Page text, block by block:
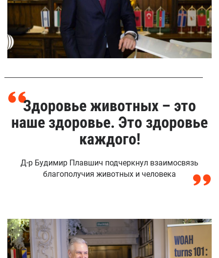
Здоровье животных – это
наше здоровье. Это здоровье
каждого!
Д-р Будимир Плавшич подчеркнул взаимосвязь
благополучия животных и человека